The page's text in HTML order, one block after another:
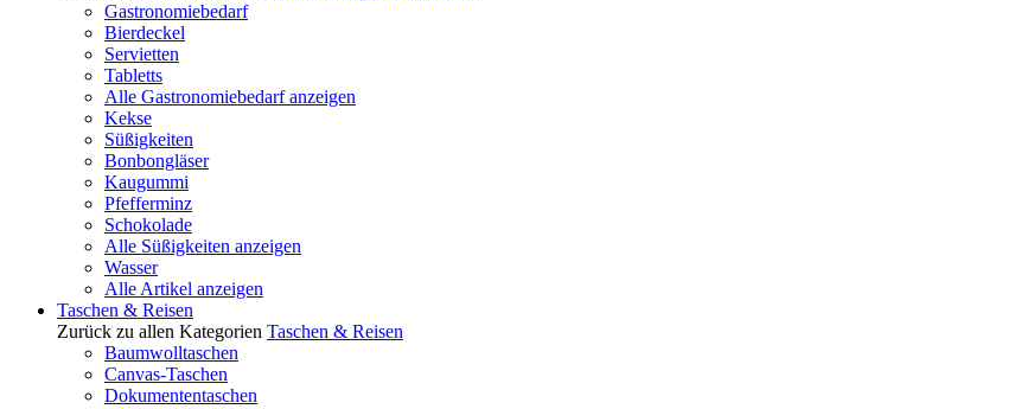
Gastronomiebedarf
Bierdeckel
Servietten
Tabletts
Alle Gastronomiebedarf anzeigen
Kekse
Süßigkeiten
Bonbongläser
Kaugummi
Pfefferminz
Schokolade
Alle Süßigkeiten anzeigen
Wasser
Alle Artikel anzeigen
Taschen & Reisen
Zurück zu allen Kategorien Taschen & Reisen
Baumwolltaschen
Canvas-Taschen
Dokumententaschen